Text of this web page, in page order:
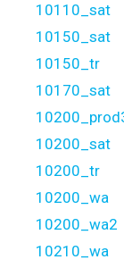
10110_sat
10150_sat
10150_tr
10170_sat
10200_sat
10200_tr
10200_wa
10200_wa2
10210_wa